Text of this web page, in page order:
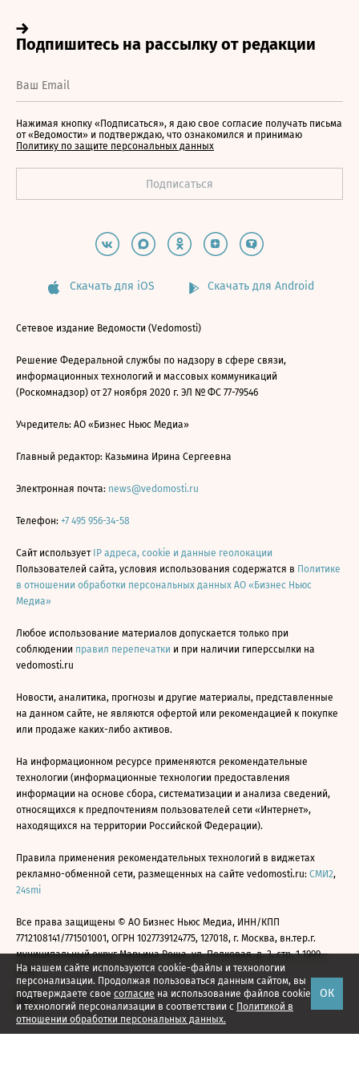
На нашем сайте используются cookie-файлы и технологии
персонализации. Продолжая пользоваться данным сайтом, вы
подтверждаете свое согласие на использование файлов cookie
и технологий персонализации в соответствии с Политикой в
отношении обработки персональных данных.
ОК
Нажимая кнопку «Подписаться», я даю свое согласие получать письма
от «Ведомости» и подтверждаю, что ознакомился и принимаю
Политику по защите персональных данных
Скачать для iOS Скачать для Android
Сетевое издание Ведомости (Vedomosti)
Решение Федеральной службы по надзору в сфере связи,
информационных технологий и массовых коммуникаций
(Роскомнадзор) от 27 ноября 2020 г. ЭЛ № ФС 77-79546
Учредитель: АО «Бизнес Ньюс Медиа»
Главный редактор: Казьмина Ирина Сергеевна
Электронная почта: news@vedomosti.ru
Телефон: +7 495 956-34-58
Сайт использует IP адреса, cookie и данные геолокации
Пользователей сайта, условия использования содержатся в Политике
в отношении обработки персональных данных АО «Бизнес Ньюс
Медиа»
Любое использование материалов допускается только при
соблюдении правил перепечатки и при наличии гиперссылки на
vedomosti.ru
Новости, аналитика, прогнозы и другие материалы, представленные
на данном сайте, не являются офертой или рекомендацией к покупке
или продаже каких-либо активов.
На информационном ресурсе применяются рекомендательные
технологии (информационные технологии предоставления
информации на основе сбора, систематизации и анализа сведений,
относящихся к предпочтениям пользователей сети «Интернет»,
находящихся на территории Российской Федерации).
Правила применения рекомендательных технологий в виджетах
рекламно-обменной сети, размещенных на сайте vedomosti.ru: СМИ2,
24smi
Все права защищены © АО Бизнес Ньюс Медиа, ИНН/КПП
7712108141/771501001, ОГРН 1027739124775, 127018, г. Москва, вн.тер.г.
муниципальный округ Марьина Роща, ул. Полковая, д. 3, стр. 1 1999—
2026